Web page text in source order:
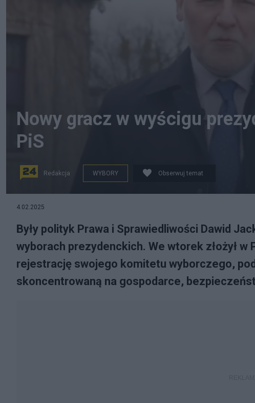
Nowy gracz w wyścigu
PiS
Redakcja WYBORY Obserwuj temat
4.02.2025
Były polityk Prawa i Sprawiedliwości Dawid
wyborach prezydenckich. We wtorek złożył
rejestrację swojego komitetu wyborczego,
skoncentrowaną na gospodarce,